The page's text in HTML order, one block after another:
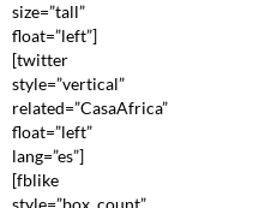
size=”tall”
float=”left”]
[twitter
style=”vertical”
related=”CasaAfrica”
float=”left”
lang=”es”]
[fblike
style=”box_count”